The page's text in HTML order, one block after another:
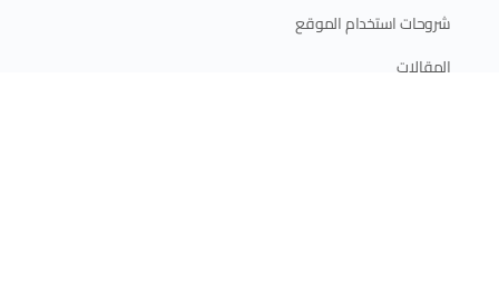
شروحات استخدام الموقع
المقالات